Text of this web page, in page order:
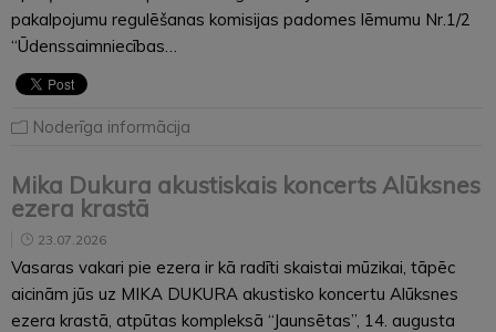
pakalpojumu regulēšanas komisijas padomes lēmumu Nr.1/2
“Ūdenssaimniecības…
Noderīga informācija
Mika Dukura akustiskais koncerts Alūksnes
ezera krastā
23.07.2026
Vasaras vakari pie ezera ir kā radīti skaistai mūzikai, tāpēc
aicinām jūs uz MIKA DUKURA akustisko koncertu Alūksnes
ezera krastā, atpūtas kompleksā “Jaunsētas”, 14. augusta